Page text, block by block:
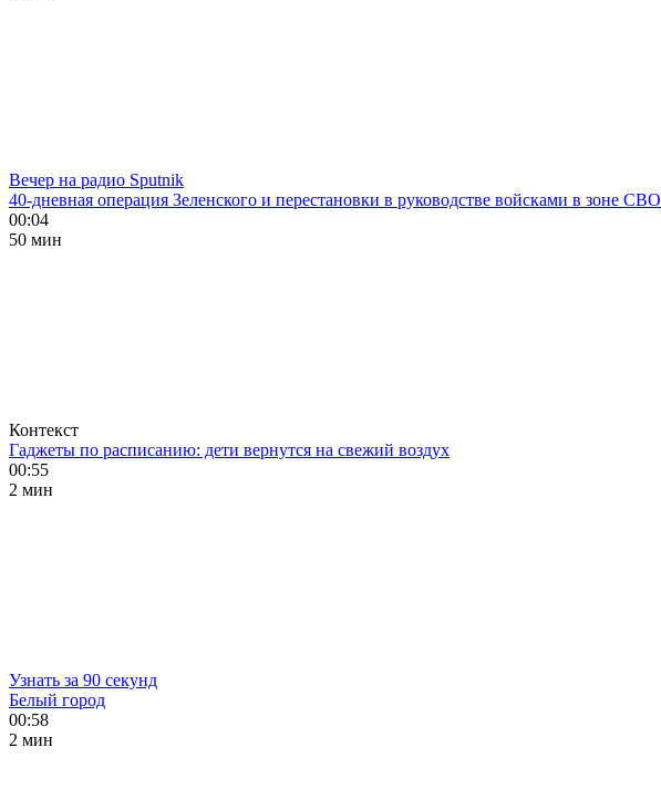
Вечер на радио Sputnik
40-дневная операция Зеленского и перестановки в руководстве войсками в зоне СВО
00:04
50 мин
Контекст
Гаджеты по расписанию: дети вернутся на свежий воздух
00:55
2 мин
Узнать за 90 секунд
Белый город
00:58
2 мин